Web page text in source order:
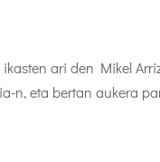
ari den Mikel
n, eta bertan aukera